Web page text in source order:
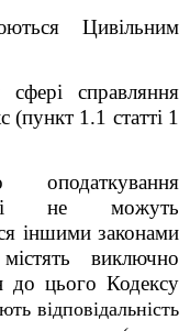
Цивільним
справляння
(пункт 1.1 статті 1
і не можуть
іншими законами
виключно
до цього Кодексу
відповідальність